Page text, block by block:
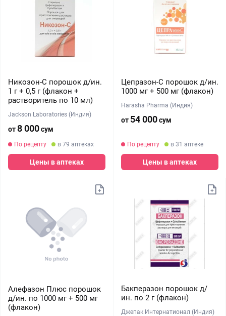
Никозон-С порошок д/ин.
1 г + 0,5 г (флакон +
растворитель по 10 мл)
Jackson Laboratories (Индия)
от8 000сум
По рецепту в 79 аптеках
Цены в аптеках
Цепразон-С порошок д/ин.
1000 мг + 500 мг (флакон)
Harasha Pharma (Индия)
от 54 000сум
По рецепту в 31 аптеке
Цены в аптеках
Алефазон Плюс порошок
д/ин. по 1000 мг + 500 мг
(флакон)
Бакперазон порошок д/
ин. по 2 г (флакон)
Джепак Интернатионал (Индия)